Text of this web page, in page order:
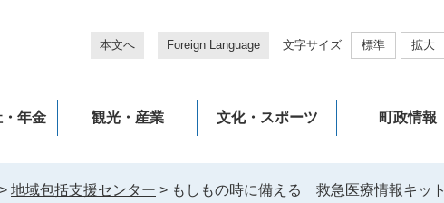
本文へ Foreign Language 文字サイズ 標準 拡大
年金 観光・産業 文化・スポーツ 町政情報
> 地域包括支援センター > もしもの時に備える 救急医療情報キット